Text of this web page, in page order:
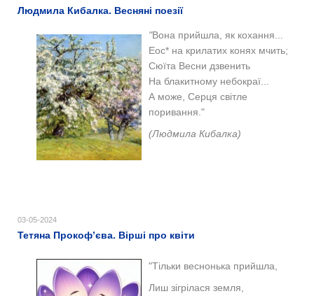
Людмила Кибалка. Весняні поезії
"Вона прийшла, як кохання...
Еос* на крилатих конях мчить;
Сюїта Весни дзвенить
На блакитному небокраї...
А може, Серця світле
поривання."
(Людмила Кибалка)
03-05-2024
Тетяна Прокоф’єва. Вірші про квіти
"Тільки веснонька прийшла,
Лиш зігрілася земля,